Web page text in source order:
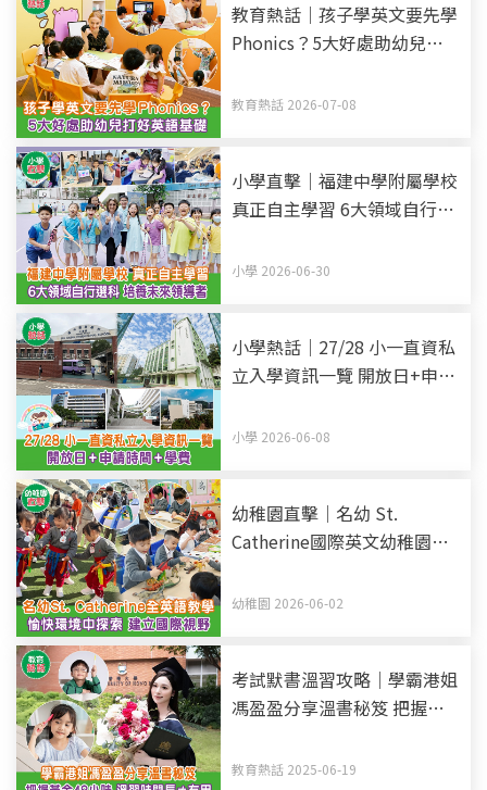
教育熱話｜孩子學英文要先學
Phonics？5大好處助幼兒打
教育熱話 2026-07-08
小學直擊｜福建中學附屬學校
真正自主學習 6大領域自行選
小學 2026-06-30
小學熱話｜27/28 小一直資私
立入學資訊一覽 開放日+申請
小學 2026-06-08
幼稚園直擊｜名幼 St.
Catherine國際英文幼稚園暨
中探索 建立國際視野
幼稚園 2026-06-02
考試默書溫習攻略｜學霸港姐
馮盈盈分享溫書秘笈 把握黃
不等於有用
教育熱話 2025-06-19